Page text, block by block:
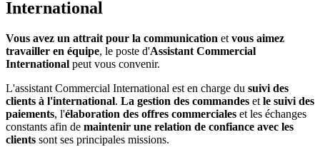
International
Vous avez un attrait pour la communication et vous aimez
travailler en équipe, le poste d'Assistant Commercial
International peut vous convenir.
L'assistant Commercial International est en charge du suivi des
clients à l'international. La gestion des commandes et le suivi des
paiements, l'élaboration des offres commerciales et les échanges
constants afin de maintenir une relation de confiance avec les
clients sont ses principales missions.